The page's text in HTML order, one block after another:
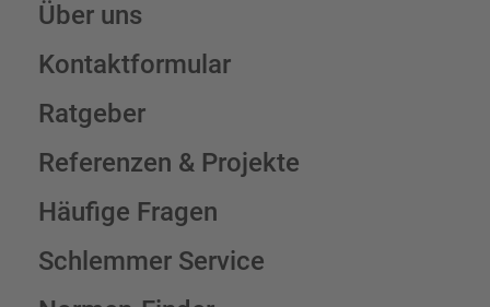
Über uns
Kontaktformular
Ratgeber
Referenzen & Projekte
Häufige Fragen
Schlemmer Service